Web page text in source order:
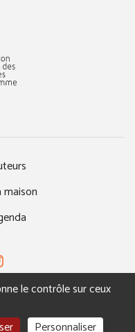
maison
CONTACTER
le contrôle sur ceux
Personnaliser